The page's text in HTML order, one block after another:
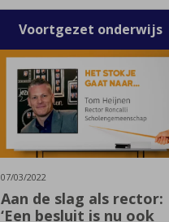
Voortgezet onderwijs
07/03/2022
Aan de slag als rector:
‘Een besluit is nu ook